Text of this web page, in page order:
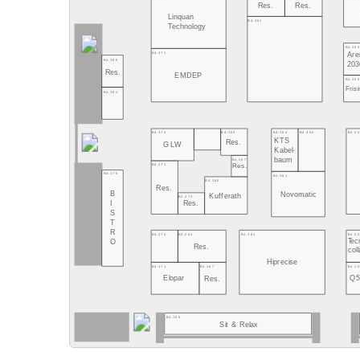
B4.160
Sit & Relax
B4.171
Elopar
B4.167
Res.
B4.161
Hiprecise
B4.175
B
S
T
R
O
B4.274 B4.264
Res.
B4.261
Novomatic
B4.271
Res.
B4.273
Res.
B4.265
Kufferath
B4.267
Res.
B4.364
KTS
Kabel-
baum
B4.360
B4.374
GLW
B4.368
Res.
B4.384
B4.371
EMDEP
B4.361
B4.355
B4.386
Res.
B4.353
Linquan
Technology
Res. Res.